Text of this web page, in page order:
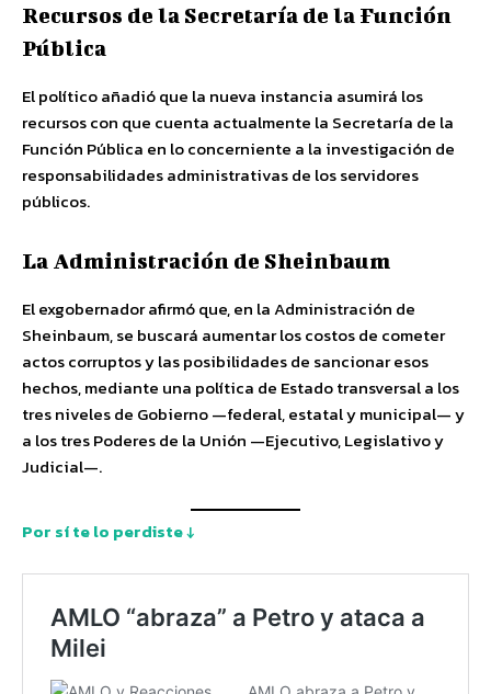
Recursos de la Secretaría de la Función
Pública
El político añadió que la nueva instancia asumirá los
recursos con que cuenta actualmente la Secretaría de la
Función Pública en lo concerniente a la investigación de
responsabilidades administrativas de los servidores
públicos.
La Administración de Sheinbaum
El exgobernador afirmó que, en la Administración de
Sheinbaum, se buscará aumentar los costos de cometer
actos corruptos y las posibilidades de sancionar esos
hechos, mediante una política de Estado transversal a los
tres niveles de Gobierno —federal, estatal y municipal— y
a los tres Poderes de la Unión —Ejecutivo, Legislativo y
Judicial—.
Por sí te lo perdiste ↓